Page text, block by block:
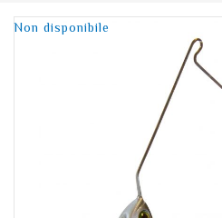
Non disponibile